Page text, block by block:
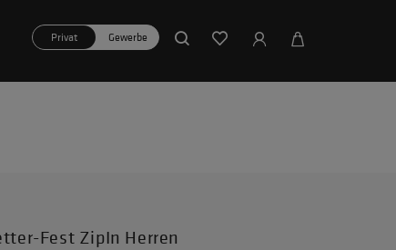
Privat Gewerbe
Fest ZipIn Herren